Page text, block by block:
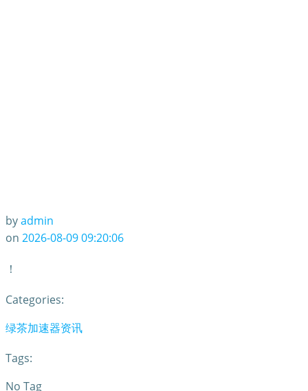
byadmin
on 2026-08-09 09:20:06
！
Categories:
绿茶加速器资讯
Tags:
No Tag